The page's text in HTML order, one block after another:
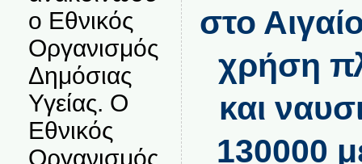
ο Εθνικός
Οργανισμός
Δημόσιας
Υγείας. Ο
Εθνικός
Οργανισμός
στο
χρήση
και
130000